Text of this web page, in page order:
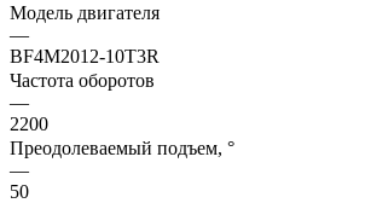
Модель двигателя
—
BF4M2012-10T3R
Частота оборотов
—
2200
Преодолеваемый подъем, °
—
50